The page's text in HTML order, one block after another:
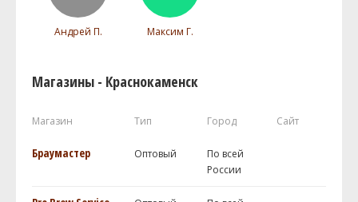
Андрей П. Максим Г.
Магазины - Краснокаменск
Магазин Тип Город Сайт
Браумастер Оптовый
По всей
России